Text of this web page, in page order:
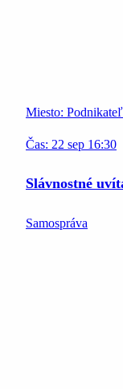
Miesto:
Čas: 22 sep 16:30
Slávnostné
Samospráva